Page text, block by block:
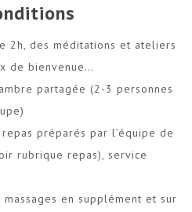
2h, des méditations et ateliers
de bienvenue…
partagée (2-3 personnes
préparés par l’équipe de
rubrique repas), service
massages en supplément et sur